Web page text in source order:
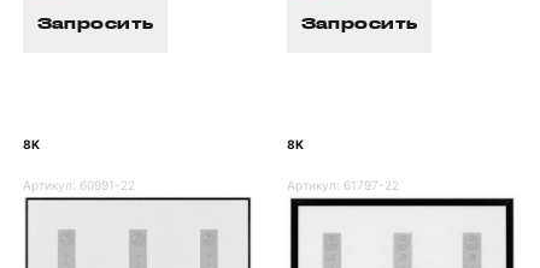
Запросить Запросить
8K
Артикул: 60991-22
8K
Артикул: 61797-22